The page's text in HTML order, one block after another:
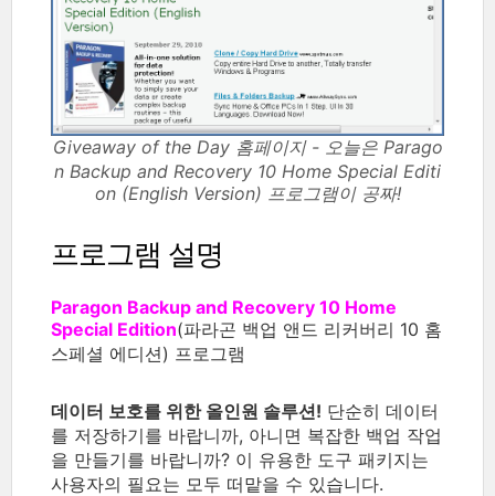
Giveaway of the Day 홈페이지 - 오늘은 Parago
n Backup and Recovery 10 Home Special Editi
on (English Version) 프로그램이 공짜!
프로그램 설명
Paragon Backup and Recovery 10 Home
Special Edition(파라곤 백업 앤드 리커버리 10 홈
스페셜 에디션) 프로그램
데이터 보호를 위한 올인원 솔루션! 단순히 데이터
를 저장하기를 바랍니까, 아니면 복잡한 백업 작업
을 만들기를 바랍니까? 이 유용한 도구 패키지는
사용자의 필요는 모두 떠맡을 수 있습니다.